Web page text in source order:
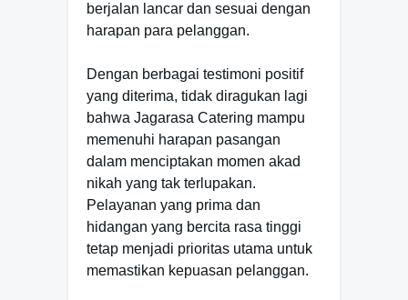
berjalan lancar dan sesuai dengan
harapan para pelanggan.
Dengan berbagai testimoni positif
yang diterima, tidak diragukan lagi
bahwa Jagarasa Catering mampu
memenuhi harapan pasangan
dalam menciptakan momen akad
nikah yang tak terlupakan.
Pelayanan yang prima dan
hidangan yang bercita rasa tinggi
tetap menjadi prioritas utama untuk
memastikan kepuasan pelanggan.